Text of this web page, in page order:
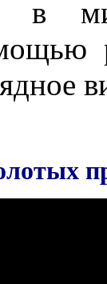
в